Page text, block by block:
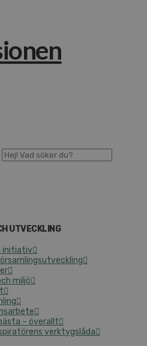
UTVECKLING
initiativ
miljö
– överallt
verktygslåda